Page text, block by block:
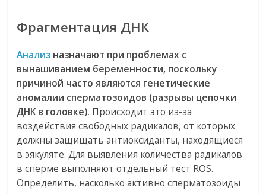
Фрагментация ДНК
Анализ назначают при проблемах с
вынашиванием беременности, поскольку
причиной часто являются генетические
аномалии сперматозоидов (разрывы цепочки
ДНК в головке). Происходит это из-за
воздействия свободных радикалов, от которых
должны защищать антиоксиданты, находящиеся
в эякуляте. Для выявления количества радикалов
в сперме выполняют отдельный тест ROS.
Определить, насколько активно сперматозоиды